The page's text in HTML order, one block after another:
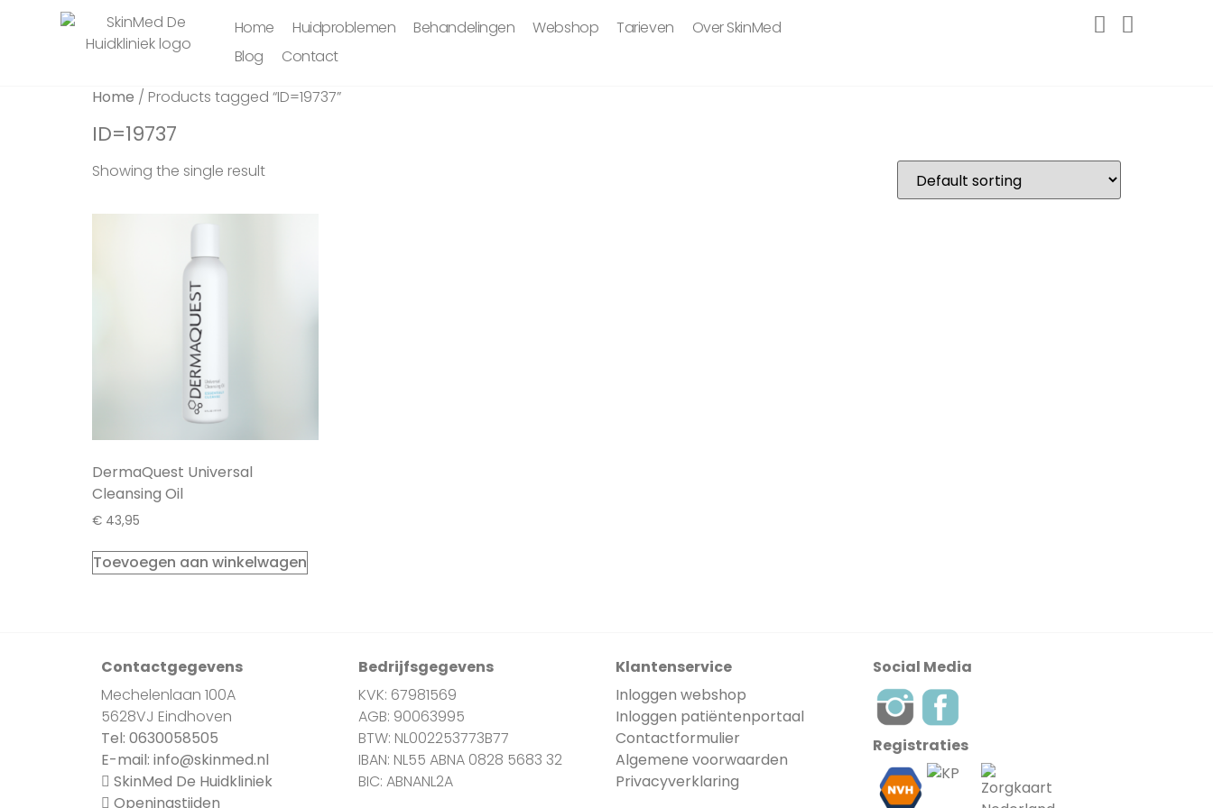
Home Huidproblemen Behandelingen Webshop Tarieven
Over SkinMed
Blog
Contact
Home / Products tagged “ID=19737”
ID=19737
Showing the single result
DermaQuest Universal
Cleansing Oil
€ 43,95
Toevoegen aan winkelwagen
Contactgegevens
Mechelenlaan 100A
5628VJ Eindhoven
Tel: 0630058505
E-mail: info@skinmed.nl
SkinMed De Huidkliniek
Openingstijden
Bedrijfsgegevens
KVK: 67981569
AGB: 90063995
BTW: NL002253773B77
IBAN: NL55 ABNA 0828 5683 32
BIC: ABNANL2A
Klantenservice
Inloggen webshop
Inloggen patiëntenportaal
Contactformulier
Algemene voorwaarden
Privacyverklaring
Social Media
Registraties